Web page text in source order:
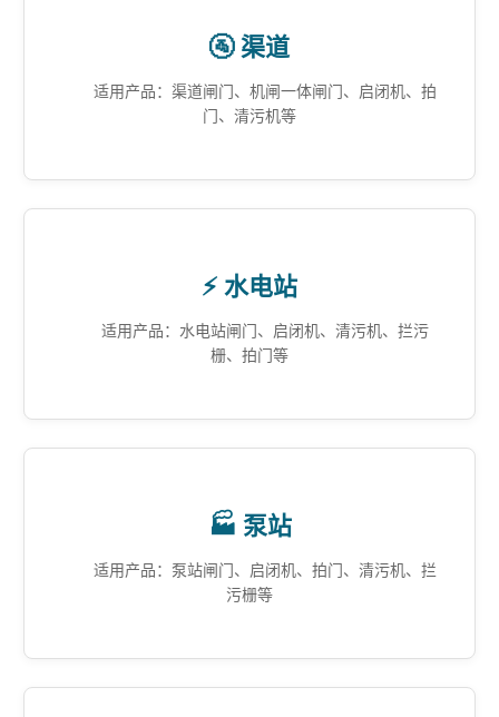
🚰 渠道
适用产品：渠道闸门、机闸一体闸门、启闭机、拍
门、清污机等
⚡ 水电站
适用产品：水电站闸门、启闭机、清污机、拦污
栅、拍门等
🏭 泵站
适用产品：泵站闸门、启闭机、拍门、清污机、拦
污栅等